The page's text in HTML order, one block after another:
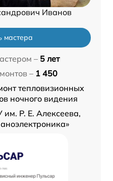
Иванов
мастера
– 5 лет
– 1 450
тепловизионных
ночного видения
им. Р. Е. Алексеева,